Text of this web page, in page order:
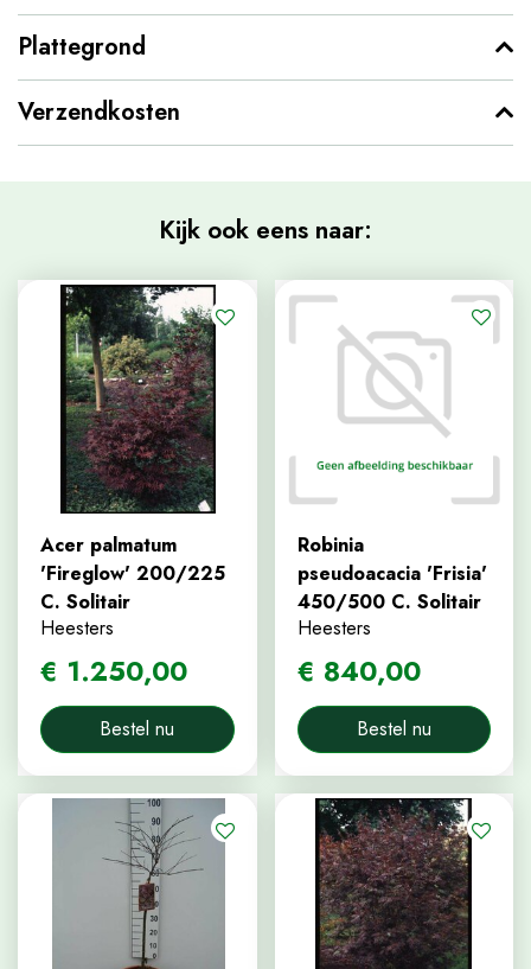
Plattegrond
Verzendkosten
Kijk ook eens naar:
Acer palmatum
'Fireglow' 200/225
C. Solitair
Heesters
€ 1.250,00
Bestel nu
Robinia
pseudoacacia 'Frisia'
450/500 C. Solitair
Heesters
€ 840,00
Bestel nu